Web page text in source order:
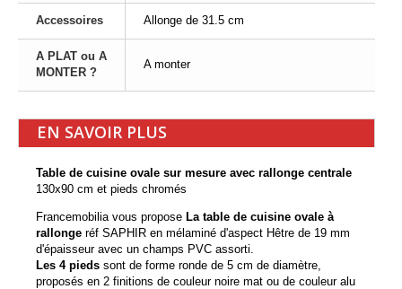
Accessoires Allonge de 31.5 cm
A PLAT ou A
MONTER ?
A monter
EN SAVOIR PLUS
Table de cuisine ovale sur mesure avec rallonge centrale
130x90 cm et pieds chromés
Francemobilia vous propose La table de cuisine ovale à
rallonge réf SAPHIR en mélaminé d'aspect Hêtre de 19 mm
d'épaisseur avec un champs PVC assorti.
Les 4 pieds sont de forme ronde de 5 cm de diamètre,
proposés en 2 finitions de couleur noire mat ou de couleur alu